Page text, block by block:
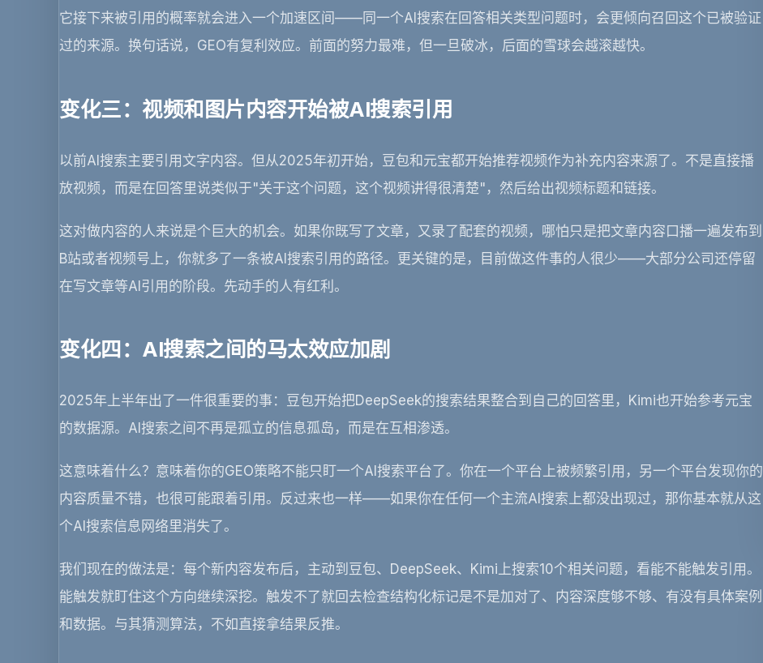
它接下来被引用的概率就会进入一个加速区间——同一个AI搜索在回答相关类型问题时，会更倾向召回这个已被验证
过的来源。换句话说，GEO有复利效应。前面的努力最难，但一旦破冰，后面的雪球会越滚越快。
变化三：视频和图片内容开始被AI搜索引用
以前AI搜索主要引用文字内容。但从2025年初开始，豆包和元宝都开始推荐视频作为补充内容来源了。不是直接播
放视频，而是在回答里说类似于"关于这个问题，这个视频讲得很清楚"，然后给出视频标题和链接。
这对做内容的人来说是个巨大的机会。如果你既写了文章，又录了配套的视频，哪怕只是把文章内容口播一遍发布到
B站或者视频号上，你就多了一条被AI搜索引用的路径。更关键的是，目前做这件事的人很少——大部分公司还停留
在写文章等AI引用的阶段。先动手的人有红利。
变化四：AI搜索之间的马太效应加剧
2025年上半年出了一件很重要的事：豆包开始把DeepSeek的搜索结果整合到自己的回答里，Kimi也开始参考元宝
的数据源。AI搜索之间不再是孤立的信息孤岛，而是在互相渗透。
这意味着什么？意味着你的GEO策略不能只盯一个AI搜索平台了。你在一个平台上被频繁引用，另一个平台发现你的
内容质量不错，也很可能跟着引用。反过来也一样——如果你在任何一个主流AI搜索上都没出现过，那你基本就从这
个AI搜索信息网络里消失了。
我们现在的做法是：每个新内容发布后，主动到豆包、DeepSeek、Kimi上搜索10个相关问题，看能不能触发引用。
能触发就盯住这个方向继续深挖。触发不了就回去检查结构化标记是不是加对了、内容深度够不够、有没有具体案例
和数据。与其猜测算法，不如直接拿结果反推。